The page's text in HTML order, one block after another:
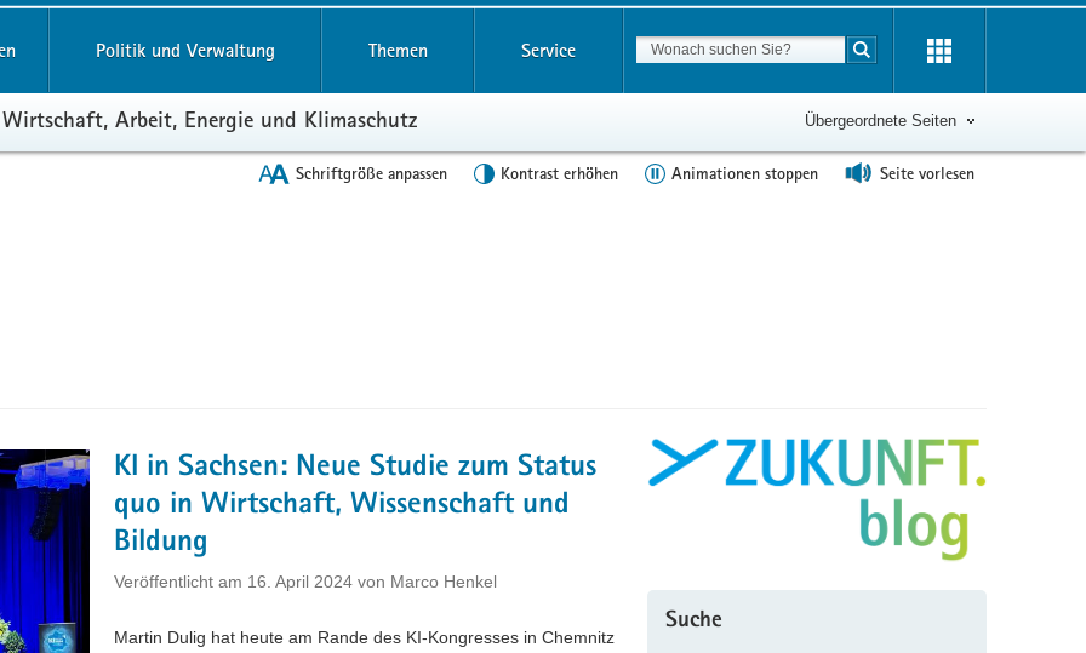
Politik und Verwaltung Themen Service Suchbegriff
Suche starten
Arbeit, Energie und Klimaschutz Übergeordnete Seiten
Schriftgröße anpassen Kontrast erhöhen Animationen stoppen Seite vorlesen
KI in Sachsen: Neue Studie zum Status
quo in Wirtschaft, Wissenschaft und
Bildung
Veröffentlicht am 16. April 2024 von Marco Henkel
Martin Dulig hat heute am Rande des KI-Kongresses in Chemnitz
Suche